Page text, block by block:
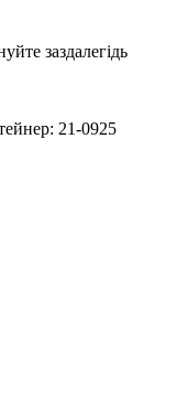
заздалегідь
21-0925